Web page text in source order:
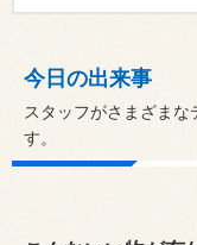
今日の出来事
スタッフがさまざまな
す。